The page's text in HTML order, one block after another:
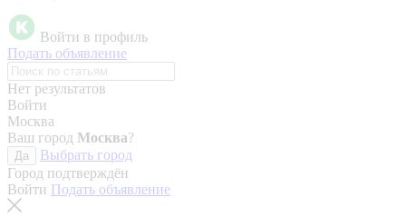
Войти в профиль
Подать объявление
Нет результатов
Войти
Москва
Ваш город Москва?
Да
Выбрать город
Город подтверждён
Войти Подать объявление